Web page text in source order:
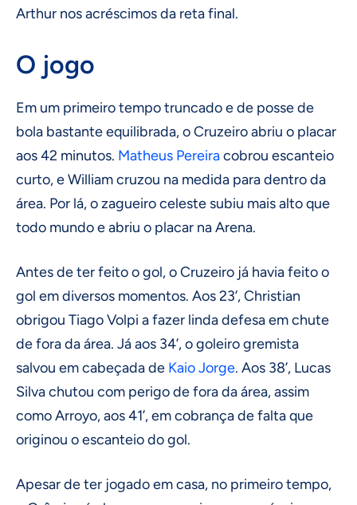
Arthur nos acréscimos da reta final.
O jogo
Em um primeiro tempo truncado e de posse de
bola bastante equilibrada, o Cruzeiro abriu o placar
aos 42 minutos. Matheus Pereiracobrou escanteio
curto, e William cruzou na medida para dentro da
área. Por lá, o zagueiro celeste subiu mais alto que
todo mundo e abriu o placar na Arena.
Antes de ter feito o gol, o Cruzeiro já havia feito o
gol em diversos momentos. Aos 23’, Christian
obrigou Tiago Volpi a fazer linda defesa em chute
de fora da área. Já aos 34’, o goleiro gremista
salvou em cabeçada de Kaio Jorge. Aos 38’, Lucas
Silva chutou com perigo de fora da área, assim
como Arroyo, aos 41’, em cobrança de falta que
originou o escanteio do gol.
Apesar de ter jogado em casa, no primeiro tempo,